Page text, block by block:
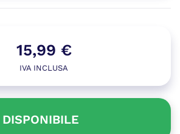
15,99 €
IVA INCLUSA
DISPONIBILE